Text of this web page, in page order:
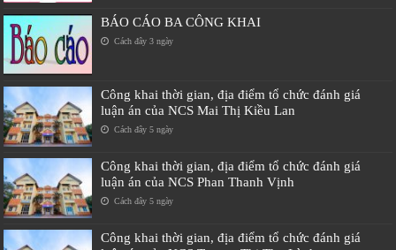
BÁO CÁO BA CÔNG KHAI
Cách đây 3 ngày
Công khai thời gian, địa điểm tổ chức đánh giá
luận án của NCS Mai Thị Kiều Lan
Cách đây 5 ngày
Công khai thời gian, địa điểm tổ chức đánh giá
luận án của NCS Phan Thanh Vịnh
Cách đây 5 ngày
Công khai thời gian, địa điểm tổ chức đánh giá